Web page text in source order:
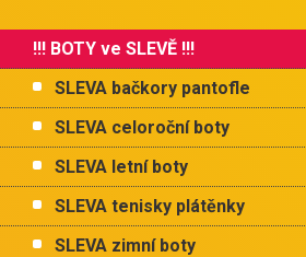
t
n
í
n
!!! BOTY ve SLEVĚ !!!
SLEVA bačkory pantofle
SLEVA celoroční boty
SLEVA letní boty
SLEVA tenisky plátěnky
SLEVA zimní boty